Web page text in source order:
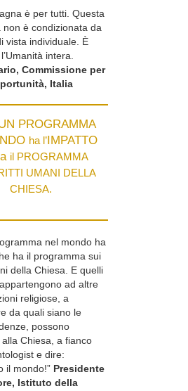
è per tutti. Questa
non è condizionata da
vista individuale. È
intera.
Commissione per
Italia
PROGRAMMA
ha l’ IMPATTO
il PROGRAMMA
UMANI DELLA
CHIESA.
nel mondo ha
ha il programma sui
della Chiesa. E quelli
ad altre
religiose, a
da quali siano le
possono
Chiesa, a fianco
e dire:
il mondo!” Presidente
Istituto della